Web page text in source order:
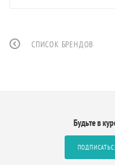
СПИСОК БРЕНДОВ
Будьте в